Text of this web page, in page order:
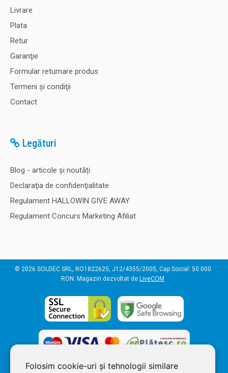
Folosim cookie-uri și tehnologii similare
Livrare
Plata
Retur
Garanţie
Formular returnare produs
Termeni şi condiţii
Contact
Legături
Blog - articole și noutăți
Declaraţia de confidenţialitate
Regulament HALLOWIN GIVE AWAY
Regulament Concurs Marketing Afiliat
© 2026 SOLDEC SRL, RO1822625, J12/4355/2005, Cap Social: 50.000
RON. Magazin dezvoltat de LiveCOM